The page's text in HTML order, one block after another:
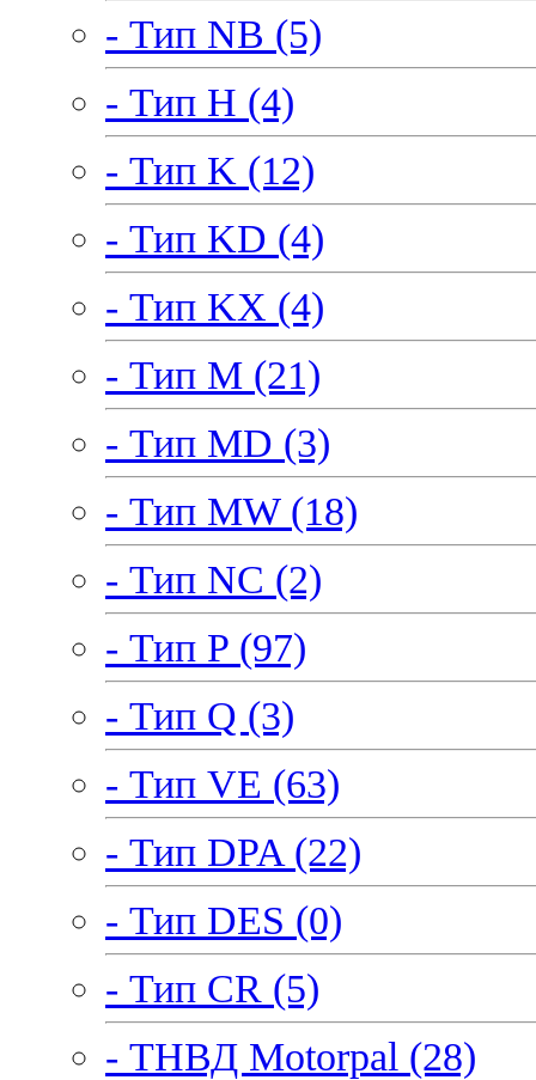
- Тип NB (5)
- Тип H (4)
- Тип K (12)
- Тип KD (4)
- Тип KX (4)
- Тип M (21)
- Тип MD (3)
- Тип MW (18)
- Тип NC (2)
- Тип P (97)
- Тип Q (3)
- Тип VE (63)
- Тип DPA (22)
- Тип DES (0)
- Тип CR (5)
- ТНВД Motorpal (28)